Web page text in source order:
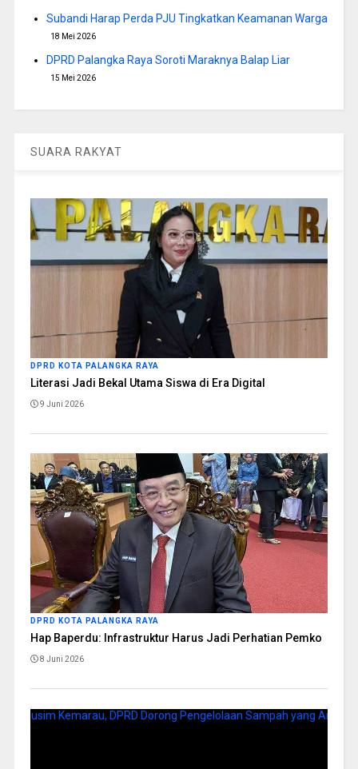
Subandi Harap Perda PJU Tingkatkan Keamanan Warga
18 Mei 2026
DPRD Palangka Raya Soroti Maraknya Balap Liar
15 Mei 2026
SUARA RAKYAT
DPRD KOTA PALANGKA RAYA
Literasi Jadi Bekal Utama Siswa di Era Digital
9 Juni 2026
DPRD KOTA PALANGKA RAYA
Hap Baperdu: Infrastruktur Harus Jadi Perhatian Pemko
8 Juni 2026